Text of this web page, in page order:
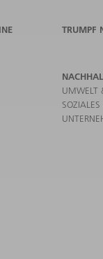
TRUMPF
UMWELT